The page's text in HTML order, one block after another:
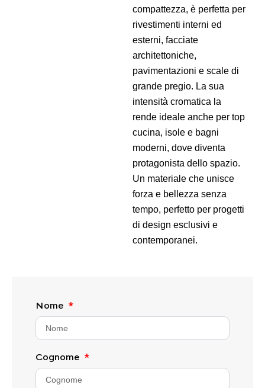
compattezza, è perfetta per
rivestimenti interni ed
esterni, facciate
architettoniche,
pavimentazioni e scale di
grande pregio. La sua
intensità cromatica la
rende ideale anche per top
cucina, isole e bagni
moderni, dove diventa
protagonista dello spazio.
Un materiale che unisce
forza e bellezza senza
tempo, perfetto per progetti
di design esclusivi e
contemporanei.
Nome
Cognome